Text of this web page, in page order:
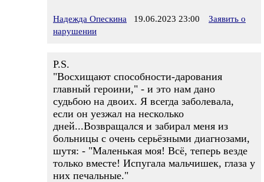
Надежда Опескина 19.06.2023 23:00
Заявить о
нарушении
P.S.
"Восхищают способности-дарования
главный героини," - и это нам дано
судьбою на двоих. Я всегда заболевала,
если он уезжал на несколько
дней...Возвращался и забирал меня из
больницы с очень серьёзными диагнозами,
шутя: - "Маленькая моя! Всё, теперь везде
только вместе! Испугала мальчишек, глаза у
них печальные."